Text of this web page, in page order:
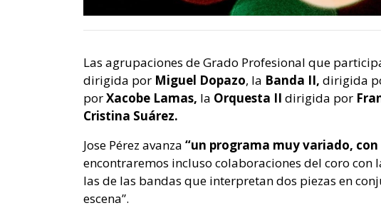
Las agrupaciones de Grado Profesional que
dirigida por Miguel Dopazo, la Banda II, dirigida
porXacobe Lamas, la Orquesta II dirigida por
Cristina Suárez.
Jose Pérez avanza “un programa muy variado,
encontraremos incluso colaboraciones del coro con
las de las bandas que interpretan dos piezas en
escena”.